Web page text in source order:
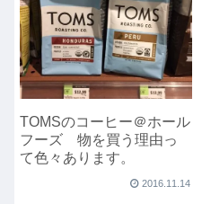
TOMSのコーヒー＠ホール
フーズ 物を買う理由っ
て色々あります。
2016.11.14